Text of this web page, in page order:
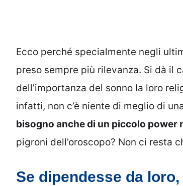
Ecco perché specialmente negli
preso sempre più rilevanza. Si dà il
dell’importanza del sonno la loro
infatti, non c’è niente di meglio di
bisogno anche di un piccolo power
pigroni dell’oroscopo? Non ci resta
Se dipendesse da